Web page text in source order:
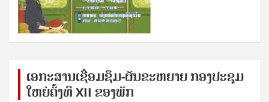
ເອກ​ະ​ສານ​ເຊ​ື່ອມ​ຊ​ຶມ-ຜັນ​ຂະ​ຫ​ຍາຍ ກອງ​ປະ​ຊຸມ​
ໃຫຍ່​ຄັ້ງ​ທີ XII ຂອງ​ພັກ